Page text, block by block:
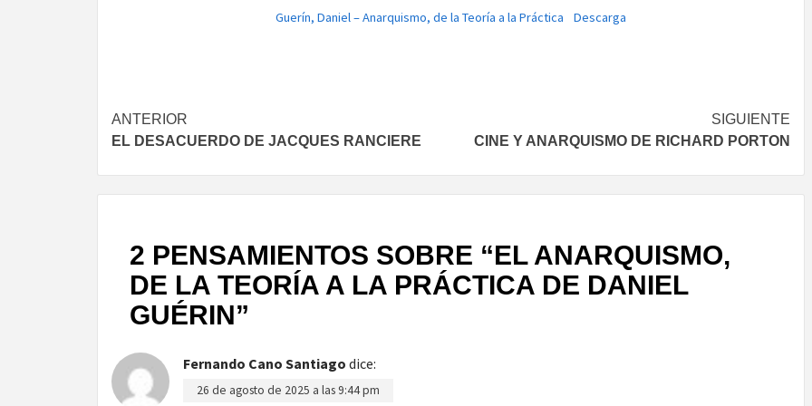
Guerín, Daniel – Anarquismo, de la Teoría a la Práctica Descarga
Navegación
de
entradas
ANTERIOR
EL DESACUERDO DE JACQUES RANCIERE
SIGUIENTE
CINE Y ANARQUISMO DE RICHARD PORTON
2 PENSAMIENTOS SOBRE “EL ANARQUISMO,
DE LA TEORÍA A LA PRÁCTICA DE DANIEL
GUÉRIN”
Fernando Cano Santiago dice:
26 de agosto de 2025 a las 9:44 pm